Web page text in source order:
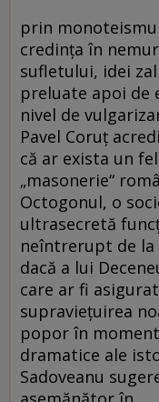
prin
credinţa în
sufletului, idei
preluate apoi de
nivel de
Pavel Coruţ
că ar exista un
„masonerie“
Octogonul, o
ultrasecretă
neîntrerupt de la
dacă a lui
care ar fi asigurat
supravieţuirea
popor în
dramatice ale
Sadoveanu